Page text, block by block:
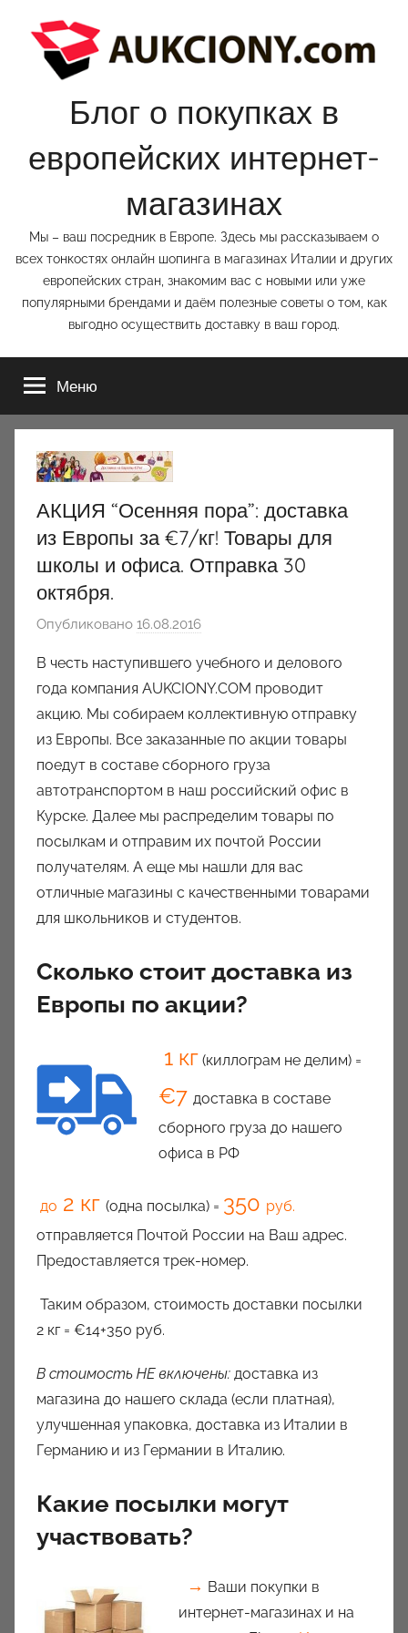
содержимому
Блог о покупках в
европейских интернет-
магазинах
Мы – ваш посредник в Европе. Здесь мы рассказываем о
всех тонкостях онлайн шопинга в магазинах Италии и других
европейских стран, знакомим вас с новыми или уже
популярными брендами и даём полезные советы о том, как
выгодно осуществить доставку в ваш город.
Меню
АКЦИЯ “Осенняя пора”: доставка
из Европы за €7/кг! Товары для
школы и офиса. Отправка 30
октября.
Опубликовано 16.08.2016
о
р
о
м
a
u
k
c
В честь наступившего учебного и делового
года компания AUKCIONY.COM проводит
акцию. Мы собираем коллективную отправку
из Европы. Все заказанные по акции товары
поедут в составе сборного груза
автотранспортом в наш российский офис в
Курске. Далее мы распределим товары по
посылкам и отправим их почтой России
получателям. А еще мы нашли для вас
отличные магазины с качественными товарами
для школьников и студентов.
Сколько стоит доставка из
Европы по акции?
1 кг (киллограм не делим) =
€7 доставка в составе
сборного груза до нашего
офиса в РФ
до 2 кг (одна посылка) = 350 руб.
отправляется Почтой России на Ваш адрес.
Предоставляется трек-номер.
Таким образом, стоимость доставки посылки
2 кг = €14+350 руб.
В стоимость НЕ включены: доставка из
магазина до нашего склада (если платная),
улучшенная упаковка, доставка из Италии в
Германию и из Германии в Италию.
Какие посылки могут
участвовать?
→ Ваши покупки в
интернет-магазинах и на